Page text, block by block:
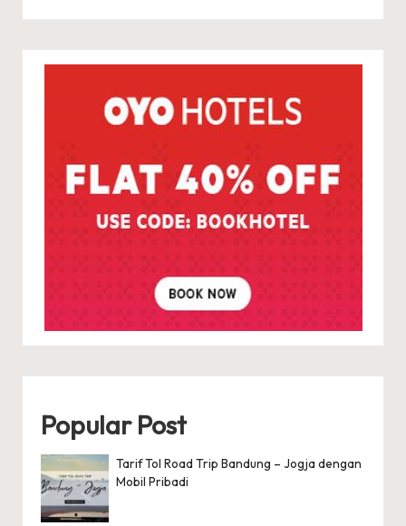
Popular Post
Tarif Tol Road Trip Bandung – Jogja dengan
Mobil Pribadi